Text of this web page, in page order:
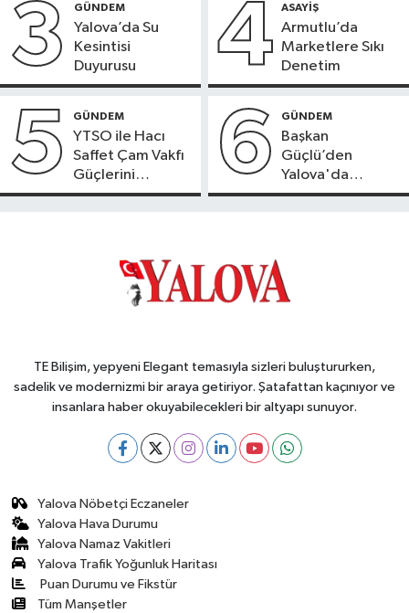
3 GÜNDEM
Yalova’da Su
Kesintisi
Duyurusu
4 ASAYİŞ
Armutlu’da
Marketlere Sıkı
Denetim
5 GÜNDEM
YTSO ile Hacı
Saffet Çam Vakfı
Güçlerini
Birleştirdi
6 GÜNDEM
Başkan
Güçlü’den
Yalova'da
OSB'ler İçin
TE Bilişim, yepyeni Elegant temasıyla sizleri buluştururken,
sadelik ve modernizmi bir araya getiriyor. Şatafattan kaçınıyor ve
insanlara haber okuyabilecekleri bir altyapı sunuyor.
Yalova Nöbetçi Eczaneler
Yalova Hava Durumu
Yalova Namaz Vakitleri
Yalova Trafik Yoğunluk Haritası
Puan Durumu ve Fikstür
Tüm Manşetler